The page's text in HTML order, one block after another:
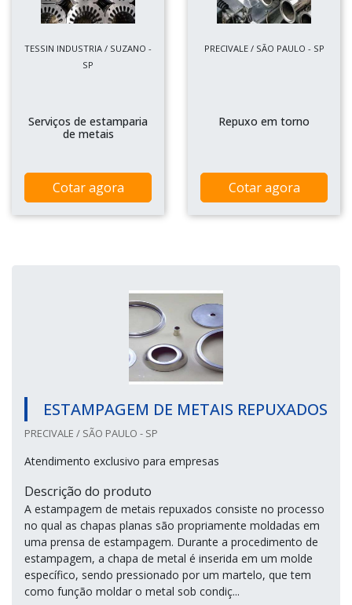
TESSIN INDUSTRIA / SUZANO -
SP
Serviços de estamparia
de metais
Cotar agora
PRECIVALE / SÃO PAULO - SP
Repuxo em torno
Cotar agora
ESTAMPAGEM DE METAIS REPUXADOS
PRECIVALE / SÃO PAULO - SP
Atendimento exclusivo para empresas
Descrição do produto
A estampagem de metais repuxados consiste no processo
no qual as chapas planas são propriamente moldadas em
uma prensa de estampagem. Durante a procedimento de
estampagem, a chapa de metal é inserida em um molde
específico, sendo pressionado por um martelo, que tem
como função moldar o metal sob condiç...